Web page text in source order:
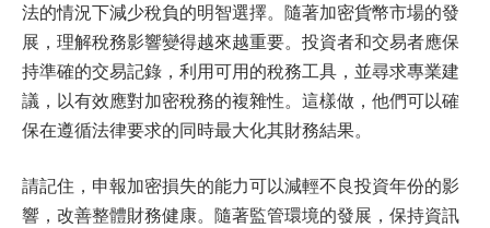
法的情況下減少稅負的明智選擇。隨著加密貨幣市場的發
展，理解稅務影響變得越來越重要。投資者和交易者應保
持準確的交易記錄，利用可用的稅務工具，並尋求專業建
議，以有效應對加密稅務的複雜性。這樣做，他們可以確
保在遵循法律要求的同時最大化其財務結果。
請記住，申報加密損失的能力可以減輕不良投資年份的影
響，改善整體財務健康。隨著監管環境的發展，保持資訊